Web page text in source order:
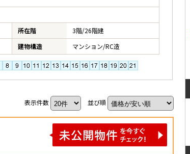
所在階
3階/26階建
建物構造 マンション/RC造
表示件数 並び順